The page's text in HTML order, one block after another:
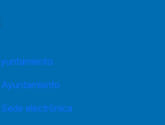
Sede electrónica